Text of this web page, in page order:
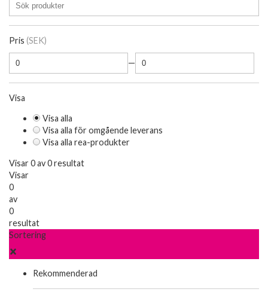
Pris (SEK)
—
Visa
Visa alla
Visa alla för omgående leverans
Visa alla rea-produkter
Visar 0 av 0 resultat
Visar
0
av
0
resultat
Sortering
Rekommenderad